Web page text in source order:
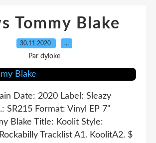
Tommy Blake
30.11.2020 …
Par dyloke
Date: 2020 Label: Sleazy
SR215 Format: Vinyl EP 7"
Blake Title: Koolit Style:
Tracklist A1. KoolitA2. $